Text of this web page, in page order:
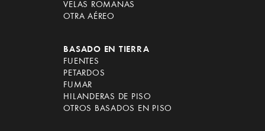
VELAS ROMANAS
OTRA AÉREO
BASADO EN TIERRA
FUENTES
PETARDOS
FUMAR
HILANDERAS DE PISO
OTROS BASADOS EN PISO